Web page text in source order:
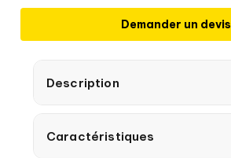
Demander un devis
Description
Caractéristiques